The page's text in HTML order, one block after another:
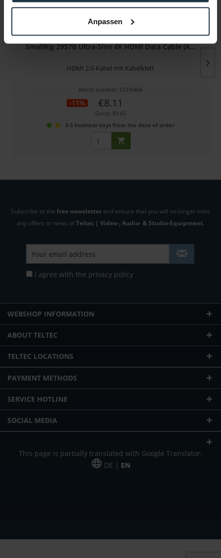
Anpassen
SmallRig 2957B Ultra-Slim 4K HDMI Data Cable (A...
HDMI 2.0-Kabel mit Kabelklett
Article number: 12316466
-11% €8.11
Gross: €9.65
3-5 business days from the date of order
Subscribe to the free newsletter and ensure that you will no longer miss
any offers or news ofTeltec | Video-, Audio- & Studio-Equipment.
I agree with the privacy policy
WEBSHOP INFORMATION
ABOUT TELTEC
TELTEC LOCATIONS
PAYMENT METHODS
SERVICE HOTLINE
SOCIAL MEDIA
This page is partially translated with Google Translator.
DE | EN